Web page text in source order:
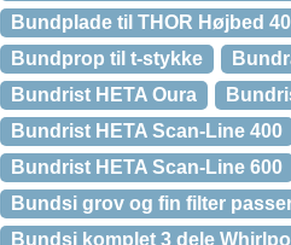
Bundplade til THOR Højbed
Bundprop til t-stykke
Bundrist HETA Oura
Bundrist HETA Scan-Line 400
Bundrist HETA Scan-Line 600
Bundsi grov og fin filter
Bundsi komplet 3 dele